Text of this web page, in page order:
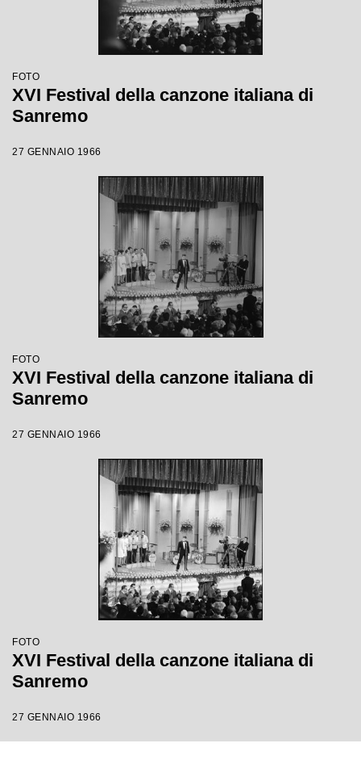
FOTO
XVI Festival della canzone italiana di
Sanremo
27 GENNAIO 1966
FOTO
XVI Festival della canzone italiana di
Sanremo
27 GENNAIO 1966
FOTO
XVI Festival della canzone italiana di
Sanremo
27 GENNAIO 1966